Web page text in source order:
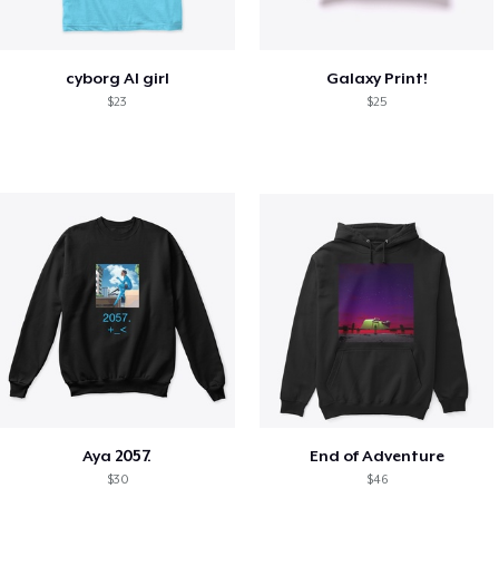
cyborg AI girl
$23
Galaxy Print!
$25
Aya 2057.
$30
End of Adventure
$46